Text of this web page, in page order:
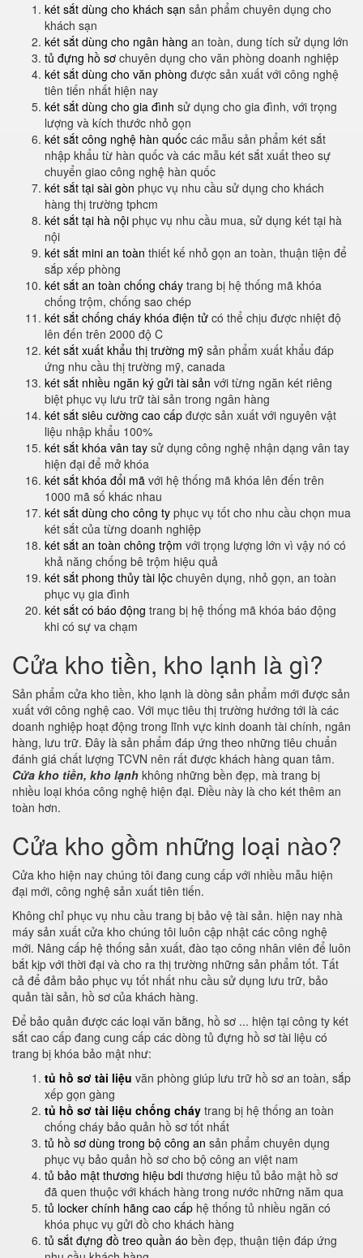
két sắt dùng cho khách sạn sản phẩm chuyên dụng cho
khách sạn
két sắt dùng cho ngân hàng an toàn, dung tích sử dụng lớn
tủ đựng hồ sơ chuyên dụng cho văn phòng doanh nghiệp
két sắt dùng cho văn phòng được sản xuất với công nghệ
tiên tiến nhất hiện nay
két sắt dùng cho gia đình sử dụng cho gia đình, với trọng
lượng và kích thước nhỏ gọn
két sắt công nghệ hàn quốc các mẫu sản phẩm két sắt
nhập khẩu từ hàn quốc và các mẫu két sắt xuất theo sự
chuyển giao công nghệ hàn quốc
két sắt tại sài gòn phục vụ nhu cầu sử dụng cho khách
hàng thị trường tphcm
két sắt tại hà nội phục vụ nhu cầu mua, sử dụng két tại hà
nội
két sắt mini an toàn thiết kế nhỏ gọn an toàn, thuận tiện để
sắp xếp phòng
két sắt an toàn chống cháy trang bị hệ thống mã khóa
chống trộm, chống sao chép
két sắt chống cháy khóa điện tử có thể chịu được nhiệt độ
lên đến trên 2000 độ C
két sắt xuất khẩu thị trường mỹ sản phẩm xuất khẩu đáp
ứng nhu cầu thị trường mỹ, canada
két sắt nhiều ngăn ký gửi tài sản với từng ngăn két riêng
biệt phục vụ lưu trữ tài sản trong ngân hàng
két sắt siêu cường cao cấp được sản xuất với nguyên vật
liệu nhập khẩu 100%
két sắt khóa vân tay sử dụng công nghệ nhận dạng vân tay
hiện đại để mở khóa
két sắt khóa đổi mã với hệ thống mã khóa lên đến trên
1000 mã số khác nhau
két sắt dùng cho công ty phục vụ tốt cho nhu cầu chọn mua
két sắt của từng doanh nghiệp
két sắt an toàn chông trộm với trọng lượng lớn vì vậy nó có
khả năng chống bê trộm hiệu quả
két sắt phong thủy tài lộc chuyên dụng, nhỏ gọn, an toàn
phục vụ gia đình
két sắt có báo động trang bị hệ thống mã khóa báo động
khi có sự va chạm
Cửa kho tiền, kho lạnh là gì?
Sản phẩm cửa kho tiền, kho lạnh là dòng sản phẩm mới được sản
xuất với công nghệ cao. Với mục tiêu thị trường hướng tới là các
doanh nghiệp hoạt động trong lĩnh vực kinh doanh tài chính, ngân
hàng, lưu trữ. Đây là sản phẩm đáp ứng theo những tiêu chuẩn
đánh giá chất lượng TCVN nên rất được khách hàng quan tâm.
Cửa kho tiền, kho lạnh không những bền đẹp, mà trang bị
nhiều loại khóa công nghệ hiện đại. Điều này là cho két thêm an
toàn hơn.
Cửa kho gồm những loại nào?
Cửa kho hiện nay chúng tôi đang cung cấp với nhiều mẫu hiện
đại mới, công nghệ sản xuất tiên tiến.
Không chỉ phục vụ nhu cầu trang bị bảo vệ tài sản. hiện nay nhà
máy sản xuất cửa kho chúng tôi luôn cập nhật các công nghệ
mới. Nâng cấp hệ thống sản xuất, đào tạo công nhân viên để luôn
bắt kịp với thời đại và cho ra thị trường những sản phẩm tốt. Tất
cả để đảm bảo phục vụ tốt nhất nhu cầu sử dụng lưu trữ, bảo
quản tài sản, hồ sơ của khách hàng.
Để bảo quản được các loại văn bằng, hồ sơ ... hiện tại công ty két
sắt cao cấp đang cung cấp các dòng tủ đựng hồ sơ tài liệu có
trang bị khóa bảo mật như:
tủ hồ sơ tài liệu văn phòng giúp lưu trữ hồ sơ an toàn, sắp
xếp gọn gàng
tủ hồ sơ tài liệu chống cháy trang bị hệ thống an toàn
chống cháy bảo quản hồ sơ tốt nhất
tủ hồ sơ dùng trong bộ công an sản phẩm chuyên dụng
phục vụ bảo quản hồ sơ cho bộ công an việt nam
tủ bảo mật thương hiệu bdi thương hiệu tủ bảo mật hồ sơ
đã quen thuộc với khách hàng trong nước những năm qua
tủ locker chính hãng cao cấp hệ thống tủ nhiều ngăn có
khóa phục vụ gửi đồ cho khách hàng
tủ sắt đựng đồ treo quần áo bền đẹp, thuận tiện đáp ứng